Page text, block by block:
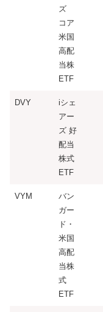
ズ
コア
米国
高配
当株
ETF
DVY
iシェ
アー
ズ 好
配当
株式
ETF
VYM
バン
ガー
ド・
米国
高配
当株
式
ETF